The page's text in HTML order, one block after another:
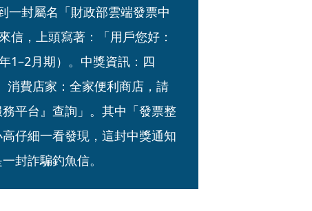
一封屬名「財政部雲端發票中
，上頭寫著：「用戶您好：
1–2月期）。中獎資訊：四
消費店家：全家便利商店，請
平台』查詢」。其中「發票整
仔細一看發現，這封中獎通知
封詐騙釣魚信。